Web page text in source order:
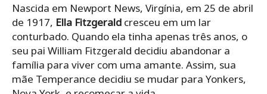
Nascida em Newport News, Virgínia, em 25 de abril
de 1917, Ella Fitzgerald cresceu em um lar
conturbado. Quando ela tinha apenas três anos, o
seu pai William Fitzgerald decidiu abandonar a
família para viver com uma amante. Assim, sua
mãe Temperance decidiu se mudar para Yonkers,